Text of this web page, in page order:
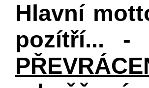
Hlavní
pozítří...